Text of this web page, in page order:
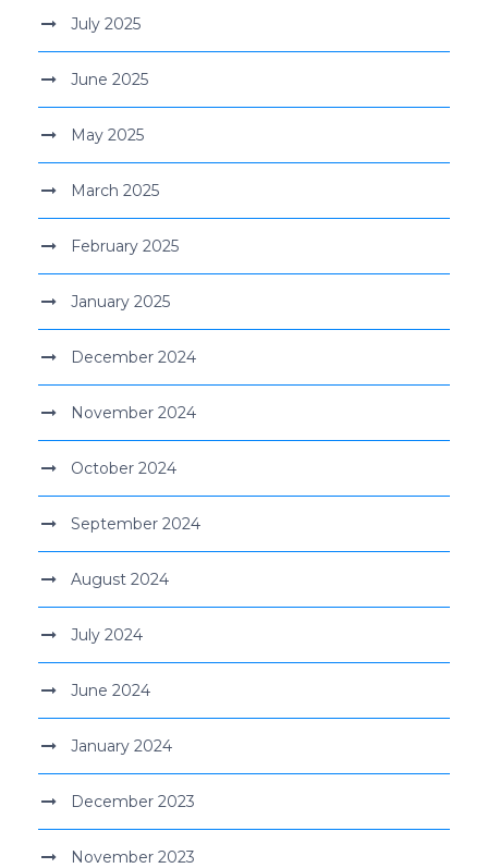
July 2025
June 2025
May 2025
March 2025
February 2025
January 2025
December 2024
November 2024
October 2024
September 2024
August 2024
July 2024
June 2024
January 2024
December 2023
November 2023